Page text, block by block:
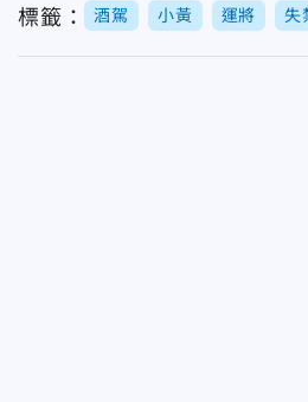
標籤： 酒駕 小黃 運將 失